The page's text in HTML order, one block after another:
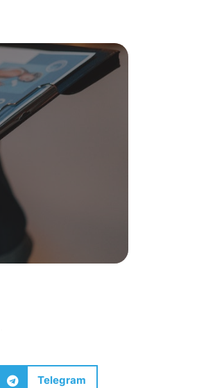
Telegram